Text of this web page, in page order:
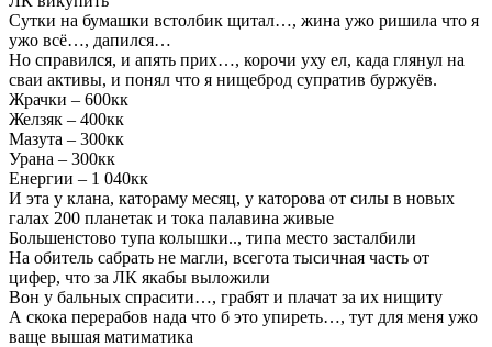
Сутки на бумашки встолбик щитал…, жина ужо ришила что я
ужо всё…, дапился…
Но справился, и апять прих…, корочи уху ел, када глянул на
сваи активы, и понял что я нищеброд супратив буржуёв.
Жрачки – 600кк
Желзяк – 400кк
Мазута – 300кк
Урана – 300кк
Енергии – 1 040кк
И эта у клана, катораму месяц, у каторова от силы в новых
галах 200 планетак и тока палавина живые
Большенстово тупа колышки.., типа место засталбили
На обитель сабрать не магли, всегота тысичная часть от
цифер, что за ЛК якабы выложили
Вон у бальных спрасити…, грабят и плачат за их нищиту
А скока перерабов нада что б это упиреть…, тут для меня ужо
ваще вышая матиматика